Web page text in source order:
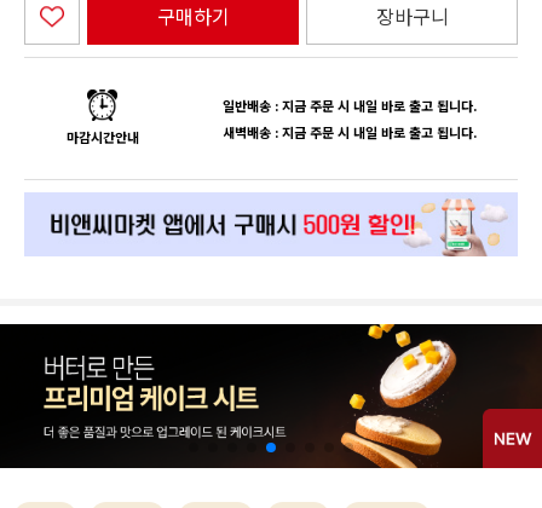
구매하기 장바구니
마감시간안내
일반배송 : 지금 주문 시 내일 바로 출고 됩니다.
새벽배송 : 지금 주문 시 내일 바로 출고 됩니다.